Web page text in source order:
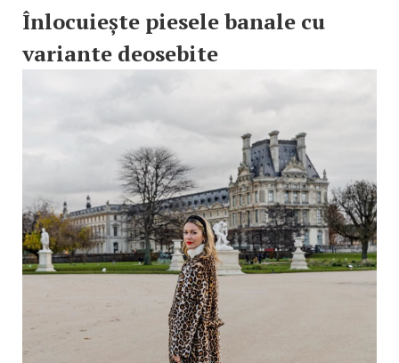
Înlocuiește piesele banale cu
variante deosebite